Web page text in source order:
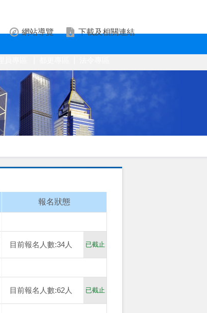
網站導覽 下載及相關連結
報名狀態
目前報名人數:34人 已截止
目前報名人數:62人 已截止